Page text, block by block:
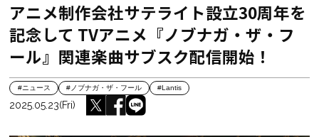
アニメ制作会社サテライト設立30周年を
記念して TVアニメ『ノブナガ・ザ・フ
ール』関連楽曲サブスク配信開始！
#ニュース #ノブナガ・ザ・フール #Lantis
2025.05.23(Fri)